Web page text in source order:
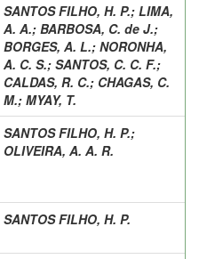
SANTOS FILHO, H. P.; LIMA,
A. A.; BARBOSA, C. de J.;
BORGES, A. L.; NORONHA,
A. C. S.; SANTOS, C. C. F.;
CALDAS, R. C.; CHAGAS, C.
M.; MYAY, T.
SANTOS FILHO, H. P.;
OLIVEIRA, A. A. R.
SANTOS FILHO, H. P.